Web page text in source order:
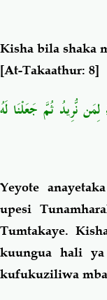
Kisha bila shaka
[At-Takaathur: 8]
نُّرِيدُ ثُمَّ جَعَلْنَا لَهُ
Yeyote a
upesi
Tumtakaye.
kuungua hali
kufukuziliwa